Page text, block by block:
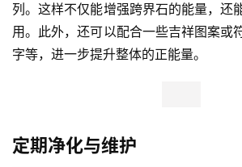
列。这样不仅能增强跨界石的能量，还
用。此外，还可以配合一些吉祥图案或
字等，进一步提升整体的正能量。
定期净化与维护